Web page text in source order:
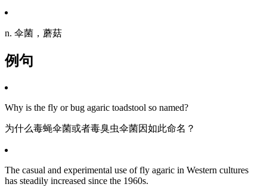
n. 伞菌，蘑菇
例句
Why is the fly or bug agaric toadstool so named?
为什么毒蝇伞菌或者毒臭虫伞菌因如此命名？
The casual and experimental use of fly agaric in Western cultures
has steadily increased since the 1960s.